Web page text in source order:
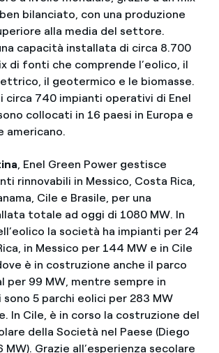
bilanciato, con una produzione
alla media del settore.
capacità installata di circa 8.700
di fonti che comprende l’eolico, il
il geotermico e le biomasse.
circa 740 impianti operativi di Enel
collocati in 16 paesi in Europa e
americano.
, Enel Green Power gestisce
rinnovabili in Messico, Costa Rica,
Cile e Brasile, per una
totale ad oggi di 1080 MW. In
la società ha impianti per 24
in Messico per 144 MW e in Cile
è in costruzione anche il parco
per 99 MW, mentre sempre in
5 parchi eolici per 283 MW
In Cile, è in corso la costruzione del
della Società nel Paese (Diego
MW). Grazie all’esperienza secolare